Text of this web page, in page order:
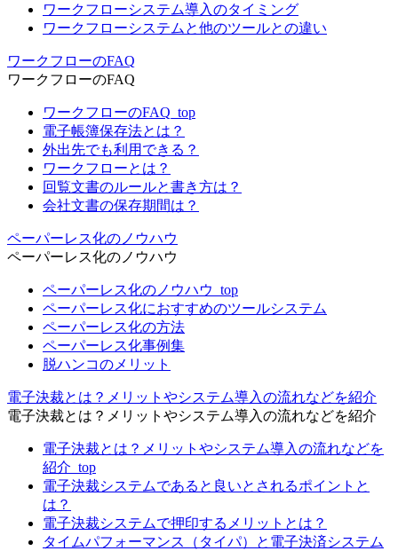
ワークフローシステム導入のタイミング
ワークフローシステムと他のツールとの違い
ワークフローのFAQ
ワークフローのFAQ
ワークフローのFAQ_top
電子帳簿保存法とは？
外出先でも利用できる？
ワークフローとは？
回覧文書のルールと書き方は？
会社文書の保存期間は？
ペーパーレス化のノウハウ
ペーパーレス化のノウハウ
ペーパーレス化のノウハウ_top
ペーパーレス化におすすめのツールシステム
ペーパーレス化の方法
ペーパーレス化事例集
脱ハンコのメリット
電子決裁とは？メリットやシステム導入の流れなどを紹介
電子決裁とは？メリットやシステム導入の流れなどを紹介
電子決裁とは？メリットやシステム導入の流れなどを
紹介_top
電子決裁システムであると良いとされるポイントと
は？
電子決裁システムで押印するメリットとは？
タイムパフォーマンス（タイパ）と電子決済システム